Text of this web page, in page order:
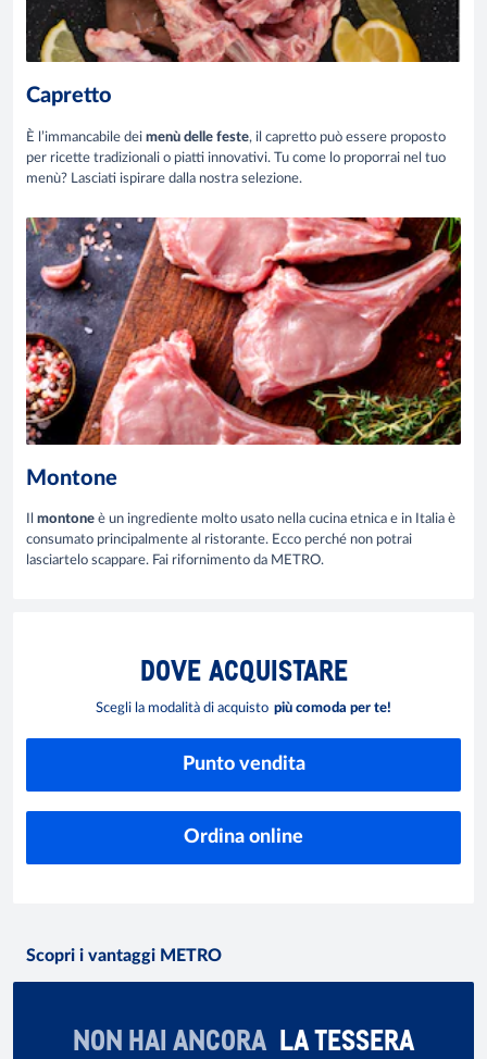
Capretto
È l’immancabile dei menù delle feste, il capretto può essere proposto
per ricette tradizionali o piatti innovativi. Tu come lo proporrai nel tuo
menù? Lasciati ispirare dalla nostra selezione.
Montone
montone è un ingrediente molto usato nella cucina etnica e in Italia è
consumato principalmente al ristorante. Ecco perché non potrai
lasciartelo scappare. Fai rifornimento da METRO.
DOVE ACQUISTARE
Scegli la modalità di acquisto più comoda per te!
Punto vendita
Ordina online
Scopri i vantaggi METRO
NON HAI ANCORA LA TESSERA